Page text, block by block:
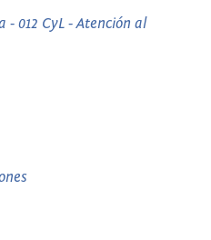
012 CyL - Atención al